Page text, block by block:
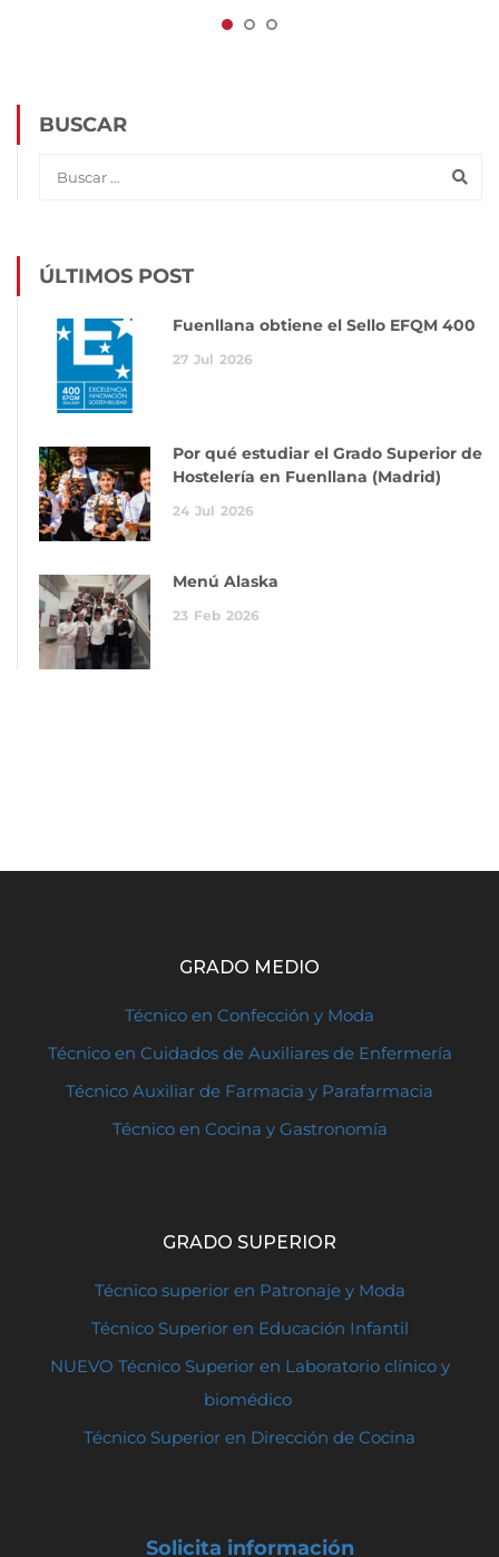
BUSCAR
ÚLTIMOS POST
Fuenllana obtiene el Sello EFQM 400
27 Jul 2026
Por qué estudiar el Grado Superior de
Hostelería en Fuenllana (Madrid)
24 Jul 2026
Menú Alaska
23 Feb 2026
GRADO MEDIO
Técnico en Confección y Moda
Técnico en Cuidados de Auxiliares de Enfermería
Técnico Auxiliar de Farmacia y Parafarmacia
Técnico en Cocina y Gastronomía
GRADO SUPERIOR
Técnico superior en Patronaje y Moda
Técnico Superior en Educación Infantil
NUEVO Técnico Superior en Laboratorio clínico y
biomédico
Técnico Superior en Dirección de Cocina
Solicita información